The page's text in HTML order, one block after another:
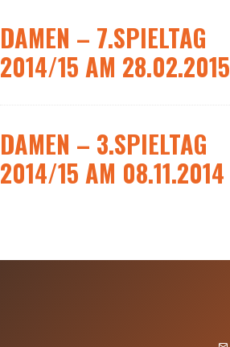
DAMEN – 7.SPIELTAG
2014/15 AM 28.02.2015
DAMEN – 3.SPIELTAG
2014/15 AM 08.11.2014